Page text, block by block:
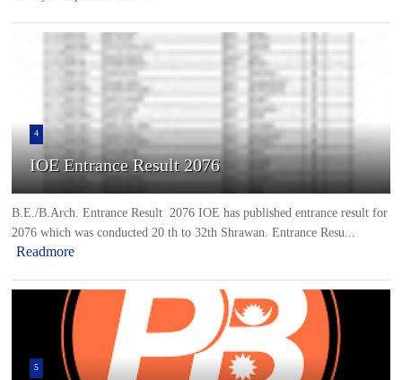
IOE Entrance Result 2076
2076 which was conducted 20 th to 32th Shrawan. Entrance Resu...
Readmore
BE Civil Engineering Syllabus of Purbanchal